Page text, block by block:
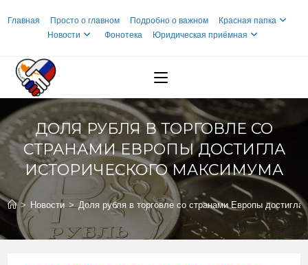
Главная Просто о главном Подробно о важном
Красная папка
Новости
Фонотека Юридическая приёмная
ДОЛЯ РУБЛЯ В ТОРГОВЛЕ СО
СТРАНАМИ ЕВРОПЫ ДОСТИГЛА
ИСТОРИЧЕСКОГО МАКСИМУМА
> Новости > Доля рубля в торговле со странами Европы достигла